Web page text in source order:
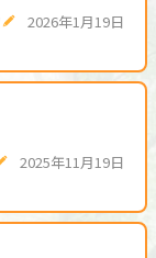
2026年1月19日
2025年11月19日